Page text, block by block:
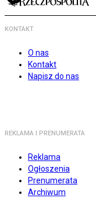
KONTAKT
O nas
Kontakt
Napisz do nas
REKLAMA I PRENUMERATA
Reklama
Ogłoszenia
Prenumerata
Archiwum